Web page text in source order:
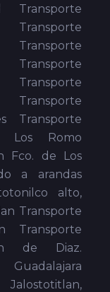
Transporte
Transporte
Los Romo
Fco. de Los
a arandas
alto,
Transporte
Transporte
de Diaz.